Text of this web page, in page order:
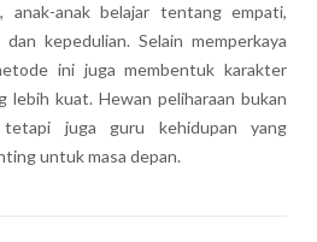
anak-anak belajar tentang empati,
kepedulian. Selain memperkaya
ini juga membentuk karakter
lebih kuat. Hewan peliharaan bukan
juga guru kehidupan yang
untuk masa depan.